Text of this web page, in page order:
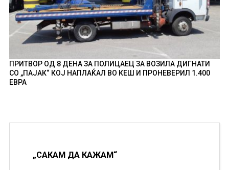
ПРИТВОР ОД 8 ДЕНА ЗА ПОЛИЦАЕЦ ЗА ВОЗИЛА ДИГНАТИ
СО „ПАЈАК“ КОЈ НАПЛАЌАЛ ВО КЕШ И ПРОНЕВЕРИЛ 1.400
ЕВРА
„САКАМ ДА КАЖАМ“